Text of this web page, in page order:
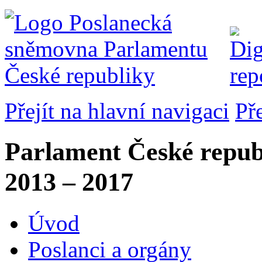
Přejít na hlavní navigaci
Parlament České
2013 – 2017
Úvod
Poslanci a orgány